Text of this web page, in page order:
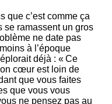
que c’est comme ça
se ramassent un gros
ne date pas
à l’époque
déjà : « Ce
cœur est loin de
que vous faites
que vous vous
ne pensez pas au